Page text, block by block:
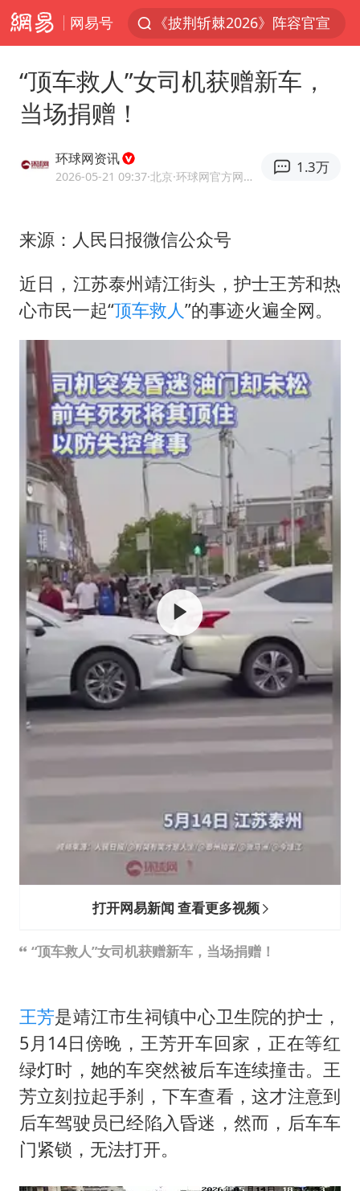
网易号
《披荆斩棘2026》阵容官宣
上海有出现龙卷潜势
上门女婿出轨女邻居多年被判重婚罪
笔试第一被劝弃考涉事副校长被撤职
奋力开创中国式现代化建设新局面
“顶车救人”女司机获赠新车，
当场捐赠！
环球网资讯
2026-05-21 09:37·北京 ·环球网官方网易号
1.3万
来源：人民日报微信公众号
近日，江苏泰州靖江街头，护士王芳和热
心市民一起“顶车救人”的事迹火遍全网。
打开网易新闻 查看更多视频
“顶车救人”女司机获赠新车，当场捐赠！
王芳是靖江市生祠镇中心卫生院的护士，
5月14日傍晚，王芳开车回家，正在等红
绿灯时，她的车突然被后车连续撞击。王
芳立刻拉起手刹，下车查看，这才注意到
后车驾驶员已经陷入昏迷，然而，后车车
门紧锁，无法打开。